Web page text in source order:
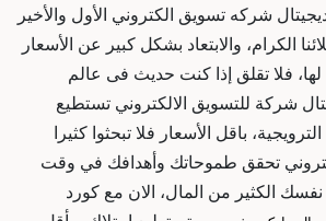
شركه تسويق الكتروني الأول والأخير
الكرام، والابتعاد بشكل كبير عن الأسعار
لها، فلا تقلق إذا كنت حديث فى عالم
شركة للتسويق الالكتروني تستطيع
باقل الأسعار فلا تبحثوا كثيرا
تحقق طموحاتك وأهدافك في وقت
الكثير من المال، الان مع كورد